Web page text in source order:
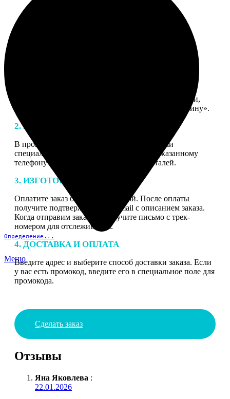
Определение...
Меню
Нажмите «Сделать заказ», выберите тип продукции,
загрузите фотографии, нажмите «Добавить в корзину».
2. МАКЕТ
В процессе подготовки заказа к печати наши
специалисты могут связаться с Вами по указанному
телефону или email для согласования деталей.
3. ИЗГОТОВЛЕНИЕ
Оплатите заказ банковской картой. После оплаты
получите подтверждение на email с описанием заказа.
Когда отправим заказ вы получите письмо с трек-
номером для отслеживания.
4. ДОСТАВКА И ОПЛАТА
Введите адрес и выберите способ доставки заказа. Если
у вас есть промокод, введите его в специальное поле для
промокода.
Сделать заказ
Отзывы
Яна Яковлева :
22.01.2026